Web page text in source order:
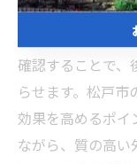
ミや実績、施工事
もりは詳細に内
確認することで
らせます。松戸
効果を高めるポイ
ながら、質の高